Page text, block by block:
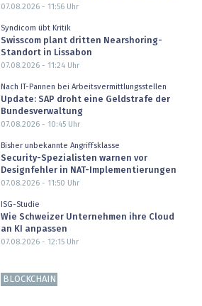
07.08.2026 - 11:56Uhr
Syndicom übt Kritik
Swisscom plant dritten Nearshoring-
Standort in Lissabon
07.08.2026 - 11:24Uhr
Nach IT-Pannen bei Arbeitsvermittlungsstellen
Update: SAP droht eine Geldstrafe der
Bundesverwaltung
07.08.2026 - 10:45Uhr
Bisher unbekannte Angriffsklasse
Security-Spezialisten warnen vor
Designfehler in NAT-Implementierungen
07.08.2026 - 11:50 Uhr
ISG-Studie
Wie Schweizer Unternehmen ihre Cloud
an KI anpassen
07.08.2026 - 12:15Uhr
BLOCKCHAIN